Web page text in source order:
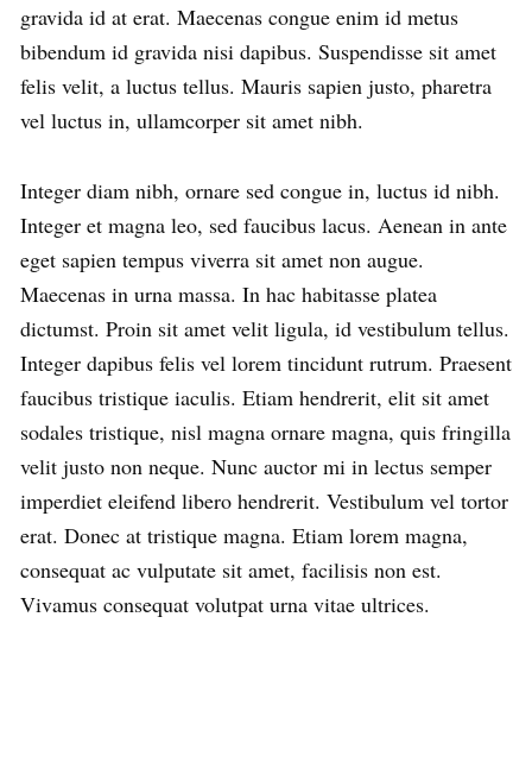
gravida id at erat. Maecenas congue enim id metus
bibendum id gravida nisi dapibus. Suspendisse sit amet
felis velit, a luctus tellus. Mauris sapien justo, pharetra
vel luctus in, ullamcorper sit amet nibh.
Integer diam nibh, ornare sed congue in, luctus id nibh.
Integer et magna leo, sed faucibus lacus. Aenean in ante
eget sapien tempus viverra sit amet non augue.
Maecenas in urna massa. In hac habitasse platea
dictumst. Proin sit amet velit ligula, id vestibulum tellus.
Integer dapibus felis vel lorem tincidunt rutrum. Praesent
faucibus tristique iaculis. Etiam hendrerit, elit sit amet
sodales tristique, nisl magna ornare magna, quis fringilla
velit justo non neque. Nunc auctor mi in lectus semper
imperdiet eleifend libero hendrerit. Vestibulum vel tortor
erat. Donec at tristique magna. Etiam lorem magna,
consequat ac vulputate sit amet, facilisis non est.
Vivamus consequat volutpat urna vitae ultrices.